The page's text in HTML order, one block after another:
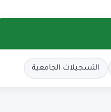
التسجيلات الجامعية